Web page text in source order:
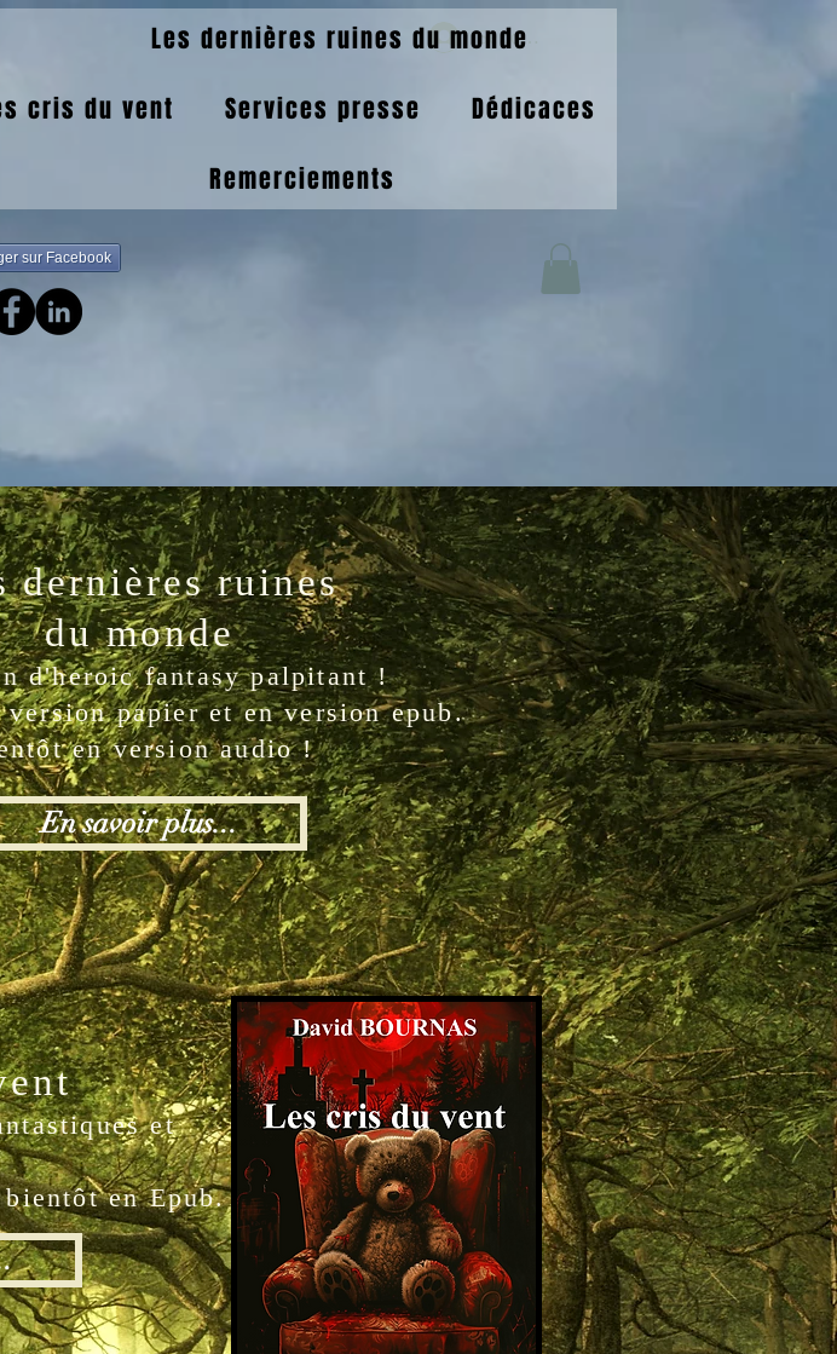
Se connecter
Les dernières ruines du monde
cris du vent Services presse
Dédicaces
Remerciements
sur Facebook
David BOURNAS
Partager sur Facebook
dernières ruines
du monde
d'heroic fantasy palpitant !
papier et en version epub.
en version audio !
En savoir plus...
et
en Epub.